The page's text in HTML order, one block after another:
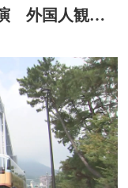
外国人観光